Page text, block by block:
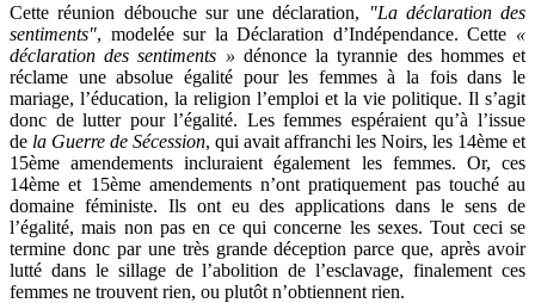
Cette réunion débouche sur une déclaration,
"La déclaration des
sentiments", modelée sur la Déclaration d’Indépendance. Cette «
déclaration des sentiments » dénonce la tyrannie des hommes et
réclame une absolue égalité pour les femmes à la fois dans le
mariage, l’éducation, la religion l’emploi et la vie politique. Il s’agit
donc de lutter pour l’égalité. Les femmes espéraient qu’à l’issue
de la Guerre de Sécession, qui avait affranchi les Noirs, les 14ème et
15ème amendements incluraient également les femmes. Or, ces
14ème et 15ème amendements n’ont pratiquement pas touché au
domaine féministe. Ils ont eu des applications dans le sens de
l’égalité, mais non pas en ce qui concerne les sexes. Tout ceci se
termine donc par une très grande déception parce que, après avoir
lutté dans le sillage de l’abolition de l’esclavage, finalement ces
femmes ne trouvent rien, ou plutôt n’obtiennent rien.